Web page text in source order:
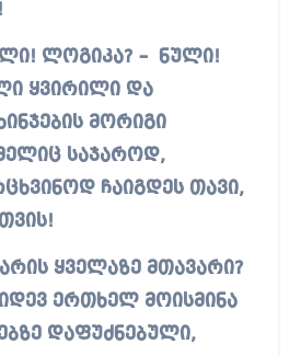
ლოგიკა? – ნული!
ყვირილი და
მორიგი
საჯაროდ,
ჩაიგდეს თავი,
ყველაზე მთავარი?
ერთხელ მოისმინა
დაფუძნებული,